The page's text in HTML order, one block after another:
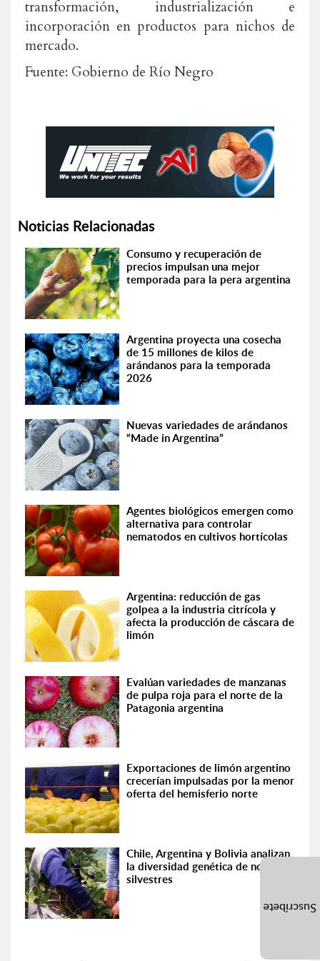
transformación, industrialización e
incorporación en productos para nichos de
mercado.
Fuente: Gobierno de Río Negro
Noticias Relacionadas
Consumo y recuperación de
precios impulsan una mejor
temporada para la pera argentina
Argentina proyecta una cosecha
de 15 millones de kilos de
arándanos para la temporada
2026
Nuevas variedades de arándanos
“Made in Argentina”
Agentes biológicos emergen como
alternativa para controlar
nematodos en cultivos hortícolas
Argentina: reducción de gas
golpea a la industria citrícola y
afecta la producción de cáscara de
limón
Evalúan variedades de manzanas
de pulpa roja para el norte de la
Patagonia argentina
Exportaciones de limón argentino
crecerían impulsadas por la menor
oferta del hemisferio norte
Chile, Argentina y Bolivia analizan
la diversidad genética de nogales
silvestres
Suscríbete